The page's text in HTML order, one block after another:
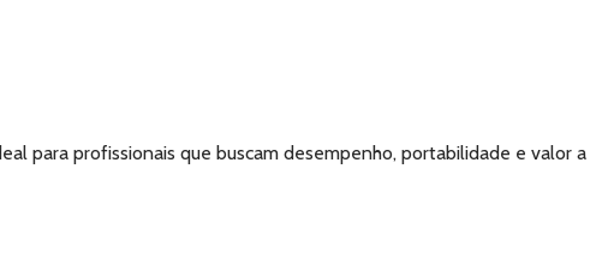
para profissionais que buscam desempenho, portabilidade e valor a